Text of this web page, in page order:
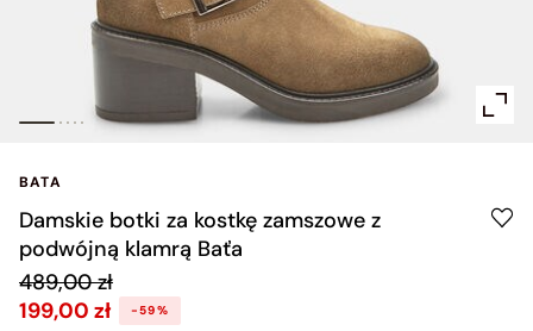
BATA
Damskie botki za kostkę zamszowe z
podwójną klamrą Baťa
489,00 zł
199,00 zł
-59%